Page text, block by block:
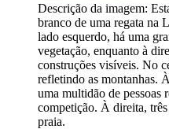
Descrição da imagem:
branco de uma regata na
lado esquerdo, há uma
vegetação, enquanto à
construções visíveis. No
refletindo as montanhas.
uma multidão de pessoas
competição. À direita,
praia.